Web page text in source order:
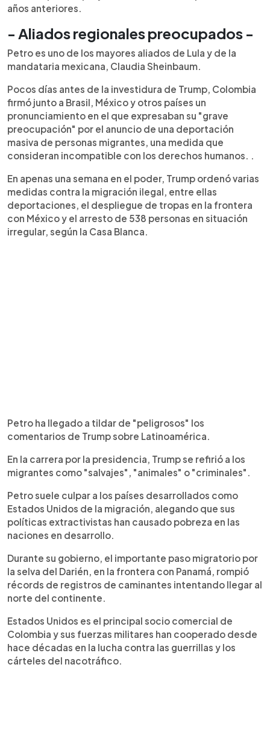
años anteriores.
- Aliados regionales preocupados -
Petro es uno de los mayores aliados de Lula y de la
mandataria mexicana, Claudia Sheinbaum.
Pocos días antes de la investidura de Trump, Colombia
firmó junto a Brasil, México y otros países un
pronunciamiento en el que expresaban su "grave
preocupación" por el anuncio de una deportación
masiva de personas migrantes, una medida que
consideran incompatible con los derechos humanos. .
En apenas una semana en el poder, Trump ordenó varias
medidas contra la migración ilegal, entre ellas
deportaciones, el despliegue de tropas en la frontera
con México y el arresto de 538 personas en situación
irregular, según la Casa Blanca.
Petro ha llegado a tildar de "peligrosos" los
comentarios de Trump sobre Latinoamérica.
En la carrera por la presidencia, Trump se refirió a los
migrantes como "salvajes", "animales" o "criminales".
Petro suele culpar a los países desarrollados como
Estados Unidos de la migración, alegando que sus
políticas extractivistas han causado pobreza en las
naciones en desarrollo.
Durante su gobierno, el importante paso migratorio por
la selva del Darién, en la frontera con Panamá, rompió
récords de registros de caminantes intentando llegar al
norte del continente.
Estados Unidos es el principal socio comercial de
Colombia y sus fuerzas militares han cooperado desde
hace décadas en la lucha contra las guerrillas y los
cárteles del nacotráfico.